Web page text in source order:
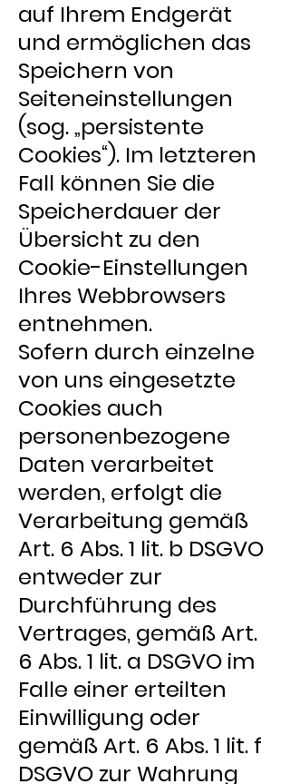
auf Ihrem Endgerät
und ermöglichen das
Speichern von
Seiteneinstellungen
(sog. „persistente
Cookies“). Im letzteren
Fall können Sie die
Speicherdauer der
Übersicht zu den
Cookie-Einstellungen
Ihres Webbrowsers
entnehmen.
Sofern durch einzelne
von uns eingesetzte
Cookies auch
personenbezogene
Daten verarbeitet
werden, erfolgt die
Verarbeitung gemäß
Art. 6 Abs. 1 lit. b DSGVO
entweder zur
Durchführung des
Vertrages, gemäß Art.
6 Abs. 1 lit. a DSGVO im
Falle einer erteilten
Einwilligung oder
gemäß Art. 6 Abs. 1 lit. f
DSGVO zur Wahrung